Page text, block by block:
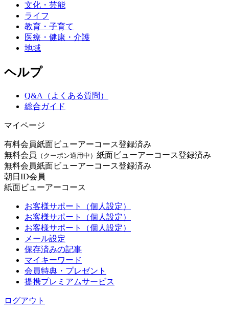
文化・芸能
ライフ
教育・子育て
医療・健康・介護
地域
ヘルプ
Q&A（よくある質問）
総合ガイド
マイページ
有料会員紙面ビューアーコース登録済み
無料会員
（クーポン適用中） 紙面ビューアーコース登録済み
無料会員紙面ビューアーコース登録済み
朝日ID会員
紙面ビューアーコース
お客様サポート（個人設定）
お客様サポート（個人設定）
お客様サポート（個人設定）
メール設定
保存済みの記事
マイキーワード
会員特典・プレゼント
提携プレミアムサービス
ログアウト